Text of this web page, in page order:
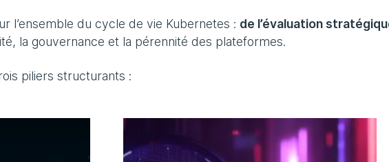
l’ensemble du cycle de vie Kubernetes : de l’évaluation
la gouvernance et la pérennité des plateformes.
piliers structurants :